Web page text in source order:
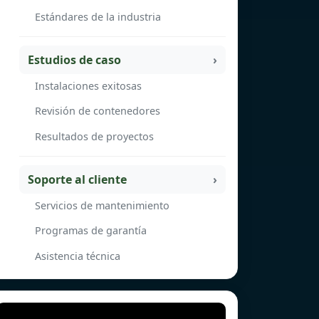
Estándares de la industria
Estudios de caso
Instalaciones exitosas
Revisión de contenedores
Resultados de proyectos
Soporte al cliente
Servicios de mantenimiento
Programas de garantía
Asistencia técnica